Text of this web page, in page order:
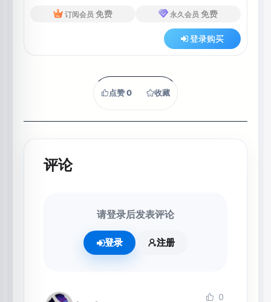
订阅会员 免费 永久会员 免费
登录购买
点赞0 收藏
评论
请登录后发表评论
登录 注册
0